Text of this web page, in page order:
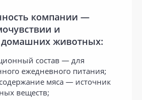
компании —
и
домашних животных:
состав — для
ежедневного питания;
мяса — источник
веществ;